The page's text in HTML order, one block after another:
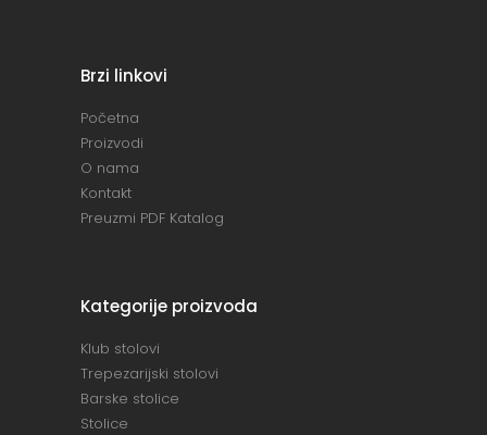
Brzi linkovi
Početna
Proizvodi
O nama
Kontakt
Preuzmi PDF Katalog
Kategorije proizvoda
Klub stolovi
Trepezarijski stolovi
Barske stolice
Stolice